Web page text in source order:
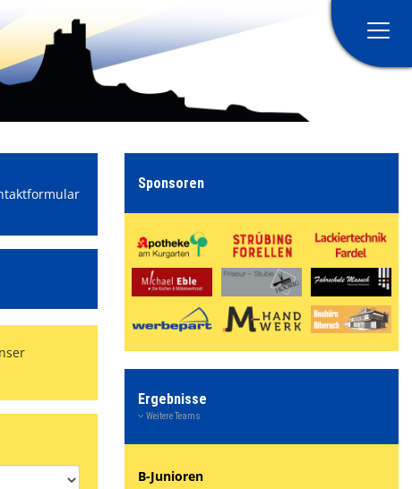
Teams
Sponsoring
#Bahndammelf
Bahndammecho
Sponsoren
Ergebnisse
Weitere Teams
B-Junioren